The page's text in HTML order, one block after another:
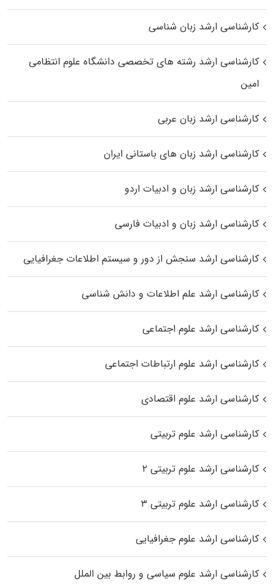
کارشناسی ارشد زبان شناسی
کارشناسی ارشد رﺷﺘﻪ ﻫﺎی تخصصی داﻧﺸﮕﺎه ﻋﻠﻮم انتظامی
اﻣﻴﻦ
کارشناسی ارشد زبان عربی
کارشناسی ارشد زبان‌ های باستانی ایران
کارشناسی ارشد زبان و ادبیات اردو
کارشناسی ارشد زبان و ادبیات فارسی
کارشناسی ارشد سنجش از دور و سیستم اطلاعات جغرافیایی
کارشناسی ارشد علم اطلاعات و دانش شناسی
کارشناسی ارشد علوم اجتماعی
کارشناسی ارشد علوم ارتباطات اجتماعی
کارشناسی ارشد علوم اقتصادی
کارشناسی ارشد علوم تربیتی
کارشناسی ارشد علوم تربیتی ۲
کارشناسی ارشد علوم تربیتی ۳
کارشناسی ارشد علوم جغرافیایی
کارشناسی ارشد علوم سیاسی و روابط بین الملل